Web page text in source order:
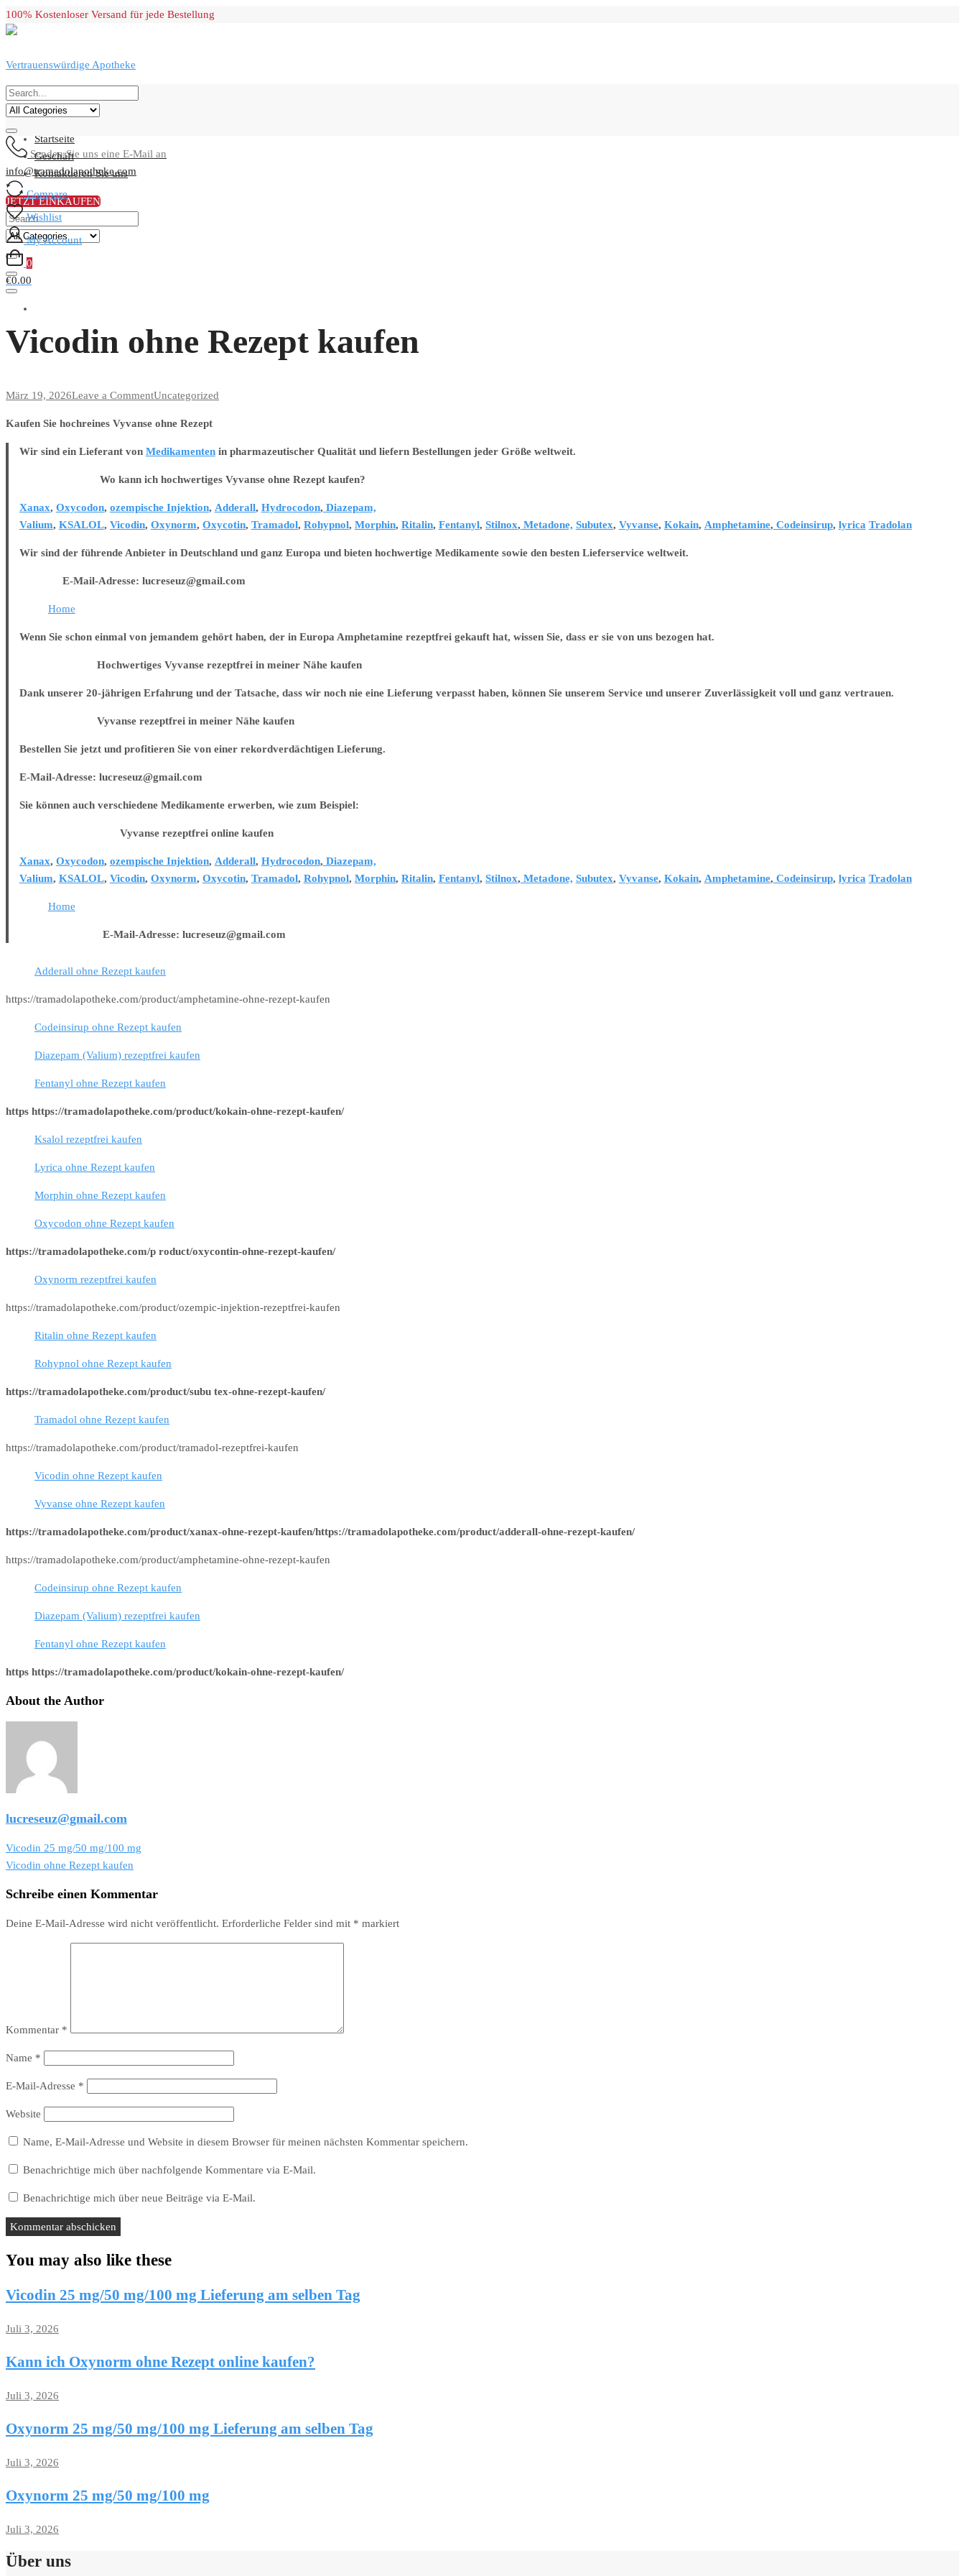
Skip
to
100% Kostenloser Versand für jede Bestellung
Vertrauenswürdige Apotheke
Senden Sie uns eine E-Mail an
info@tramadolapotheke.com
Compare
Wishlist
My Account
0
€0.00
Primary Menu
Startseite
Geschäft
Kontaktieren Sie uns
JETZT EINKAUFEN
Vicodin ohne Rezept kaufen
März 19, 2026Leave a Commenton
ohne
Rezept
Uncategorized
Kaufen Sie hochreines Vyvanse ohne Rezept
Wir sind ein Lieferant von Medikamentenin pharmazeutischer Qualität und liefern Bestellungen jeder Größe weltweit.
Wo kann ich hochwertiges Vyvanse ohne Rezept kaufen?
Xanax, Oxycodon, ozempische Injektion, Adderall, Hydrocodon, Diazepam,
Valium, KSALOL, Vicodin, Oxynorm, Oxycotin, Tramadol, Rohypnol, Morphin, Ritalin, Fentanyl, Stilnox, Metadone, Subutex, Vyvanse, Kokain, Amphetamine, Codeinsirup, lyrica Tradolan
Wir sind der führende Anbieter in Deutschland und ganz Europa und bieten hochwertige Medikamente sowie den besten Lieferservice weltweit.
E-Mail-Adresse: lucreseuz@gmail.com
Home
Wenn Sie schon einmal von jemandem gehört haben, der in Europa Amphetamine rezeptfrei gekauft hat, wissen Sie, dass er sie von uns bezogen hat.
Hochwertiges Vyvanse rezeptfrei in meiner Nähe kaufen
Dank unserer 20-jährigen Erfahrung und der Tatsache, dass wir noch nie eine Lieferung verpasst haben, können Sie unserem Service und unserer Zuverlässigkeit voll und ganz vertrauen.
Vyvanse rezeptfrei in meiner Nähe kaufen
Bestellen Sie jetzt und profitieren Sie von einer rekordverdächtigen Lieferung.
E-Mail-Adresse: lucreseuz@gmail.com
Sie können auch verschiedene Medikamente erwerben, wie zum Beispiel:
Vyvanse rezeptfrei online kaufen
Xanax, Oxycodon, ozempische Injektion, Adderall, Hydrocodon, Diazepam,
Valium, KSALOL, Vicodin, Oxynorm, Oxycotin, Tramadol, Rohypnol, Morphin, Ritalin, Fentanyl, Stilnox, Metadone, Subutex, Vyvanse, Kokain, Amphetamine, Codeinsirup, lyrica Tradolan
Home
E-Mail-Adresse: lucreseuz@gmail.com
Adderall ohne Rezept kaufen
https://tramadolapotheke.com/product/amphetamine-ohne-rezept-kaufen
Codeinsirup ohne Rezept kaufen
Diazepam (Valium) rezeptfrei kaufen
Fentanyl ohne Rezept kaufen
https https://tramadolapotheke.com/product/kokain-ohne-rezept-kaufen/
Ksalol rezeptfrei kaufen
Lyrica ohne Rezept kaufen
Morphin ohne Rezept kaufen
Oxycodon ohne Rezept kaufen
https://tramadolapotheke.com/p roduct/oxycontin-ohne-rezept-kaufen/
Oxynorm rezeptfrei kaufen
https://tramadolapotheke.com/product/ozempic-injektion-rezeptfrei-kaufen
Ritalin ohne Rezept kaufen
Rohypnol ohne Rezept kaufen
https://tramadolapotheke.com/product/subu tex-ohne-rezept-kaufen/
Tramadol ohne Rezept kaufen
https://tramadolapotheke.com/product/tramadol-rezeptfrei-kaufen
Vicodin ohne Rezept kaufen
Vyvanse ohne Rezept kaufen
https://tramadolapotheke.com/product/xanax-ohne-rezept-kaufen/https://tramadolapotheke.com/product/adderall-ohne-rezept-kaufen/
https://tramadolapotheke.com/product/amphetamine-ohne-rezept-kaufen
Codeinsirup ohne Rezept kaufen
Diazepam (Valium) rezeptfrei kaufen
Fentanyl ohne Rezept kaufen
https https://tramadolapotheke.com/product/kokain-ohne-rezept-kaufen/
About the Author
lucreseuz@gmail.com
Beitragsnavigation
Vicodin 25 mg/50 mg/100 mg
Vicodin ohne Rezept kaufen
Schreibe einen Kommentar
Deine E-Mail-Adresse wird nicht veröffentlicht. Erforderliche Felder sind mit * markiert
Kommentar *
Name *
E-Mail-Adresse *
Website
Name, E-Mail-Adresse und Website in diesem Browser für meinen nächsten Kommentar speichern.
Benachrichtige mich über nachfolgende Kommentare via E-Mail.
Benachrichtige mich über neue Beiträge via E-Mail.
You may also like these
Vicodin 25 mg/50 mg/100 mg Lieferung am selben Tag
Juli 3, 2026
Kann ich Oxynorm ohne Rezept online kaufen?
Juli 3, 2026
Oxynorm 25 mg/50 mg/100 mg Lieferung am selben Tag
Juli 3, 2026
Oxynorm 25 mg/50 mg/100 mg
Juli 3, 2026
Über uns